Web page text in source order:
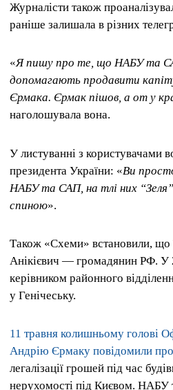
Журналісти також
раніше залишала в різних
«Я пишу про те, що НАБУ та
допомагають продавити
Єрмака. Єрмак пішов, а от у
наголошувала вона.
У листуванні з користувачами
президента України: «Ви
НАБУ та САП, на тлі них
спиною».
Також «Схеми» встановили, що
Анікієвич — громадянин РФ. У
керівником районного
у Генічеську.
11 травня колишньому голові
Андрію Єрмаку повідомили
легалізації грошей під час
нерухомості під Києвом. НАБУ